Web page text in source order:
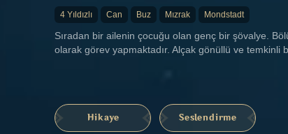
4 Yıldızlı Can Buz Mızrak Mondstadt
Sıradan bir ailenin çocuğu olan genç bir şövalye.
olarak görev yapmaktadır. Alçak gönüllü ve temkinli
Hikaye Seslendirme